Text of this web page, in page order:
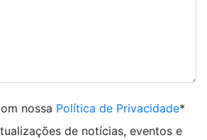
nossa Política de Privacidade*
de notícias, eventos e